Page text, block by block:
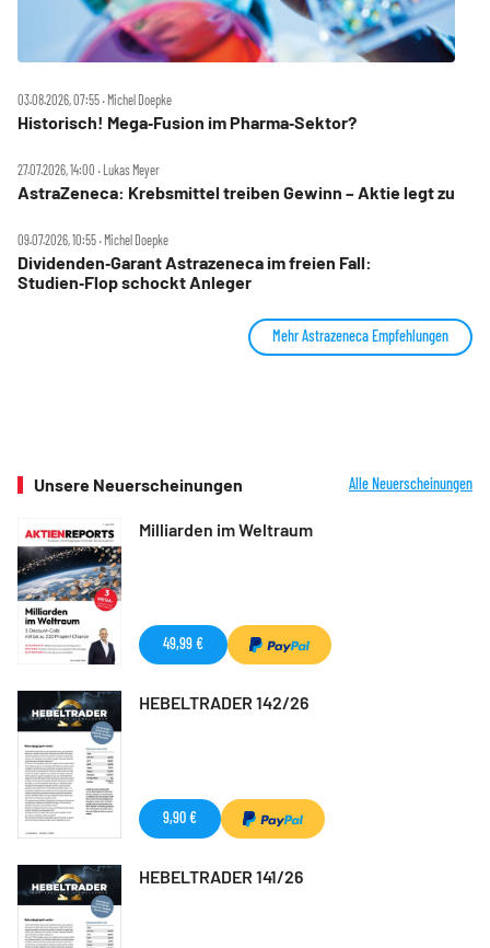
03.08.2026, 07:55 ‧ Michel Doepke
Historisch! Mega‑Fusion im Pharma‑Sektor?
27.07.2026, 14:00 ‧ Lukas Meyer
AstraZeneca: Krebsmittel treiben Gewinn – Aktie legt zu
09.07.2026, 10:55 ‧ Michel Doepke
Dividenden‑Garant Astrazeneca im freien Fall:
Studien‑Flop schockt Anleger
Mehr Astrazeneca Empfehlungen
Unsere Neuerscheinungen Alle Neuerscheinungen
Milliarden im Weltraum
49,99 €
HEBELTRADER 142/26
9,90 €
HEBELTRADER 141/26